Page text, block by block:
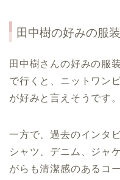
田中樹の好みの服
田中樹さんの好みの服
で行くと、ニットワン
が好みと言えそうです。
一方で、過去のインタ
シャツ、デニム、ジャ
がらも清潔感のあるコ